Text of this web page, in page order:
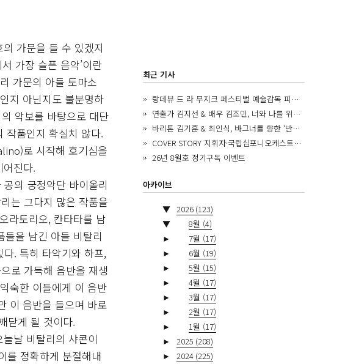
가문을 들 수 있겠지
가장 슬픈 음악’이란
가문의 아들 토마소
지 아닌지도 불분명하
악보를 바탕으로 대단
작품인지 확실치 않다.
로 시작해 호기심을
진다.
의 궁정악단 바이올리
는 그다지 많은 작품을
라토리오, 칸타타를 남
을 남긴 아들 비탈리
. 특히 타악기와 하프,
로 가득해 음반을 재생
숙한 이들에게 이 음반
이 음반을 들으며 바로
닫게 될 것이다.
날 비탈리의 샤콘이
를 정확하게 분절해내
최근 기사
랑데뷰 드 라 무지크 페스티벌 예술감독 피아니스트 김혜진, 5년간의 여정을 돌아보며
연출가 김지선 & 배우 김조민, 너와 나를 위한 ‘모두의 숲’에서 만나는 동심
바리톤 김기훈 & 최인식, 바그너를 향한 ‘반지 원정대’를 앞두고
COVER STORY 지휘자·국립심포니오케스트라 제8대 음악감독 로베르토 아바도
26년 8월호 정기구독 이벤트
아카이브
▼ 2026 (123)
▼
8월 (4)
►
7월 (17)
►
6월 (19)
►
5월 (15)
►
4월 (17)
►
3월 (17)
►
2월 (17)
►
1월 (17)
►
2025 (208)
►
2024 (225)